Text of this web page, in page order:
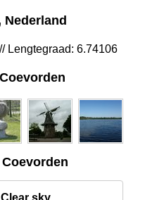
Nederland
Lengtegraad: 6.74106